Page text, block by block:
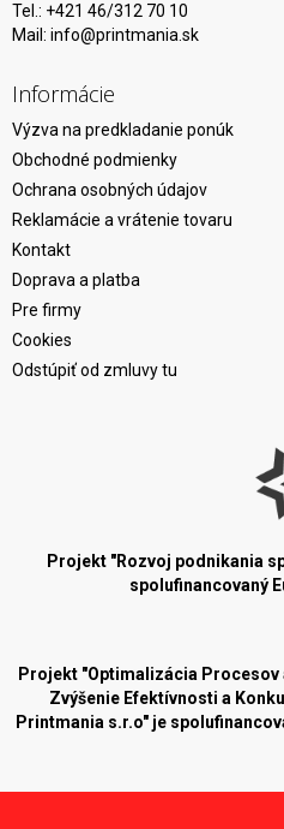
Tel.: +421 46/312 70 10
Mail: info@printmania.sk
Informácie
Výzva na predkladanie ponúk
Obchodné podmienky
Ochrana osobných údajov
Reklamácie a vrátenie tovaru
Kontakt
Doprava a platba
Pre firmy
Cookies
Odstúpiť od zmluvy tu
Projekt "Rozvoj podnikania
spolufinancovaný
Projekt "Optimalizácia
Zvýšenie Efektívnosti a
Printmania s.r.o" je